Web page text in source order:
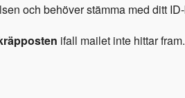
och behöver stämma med ditt
ifall mailet inte hittar fram.